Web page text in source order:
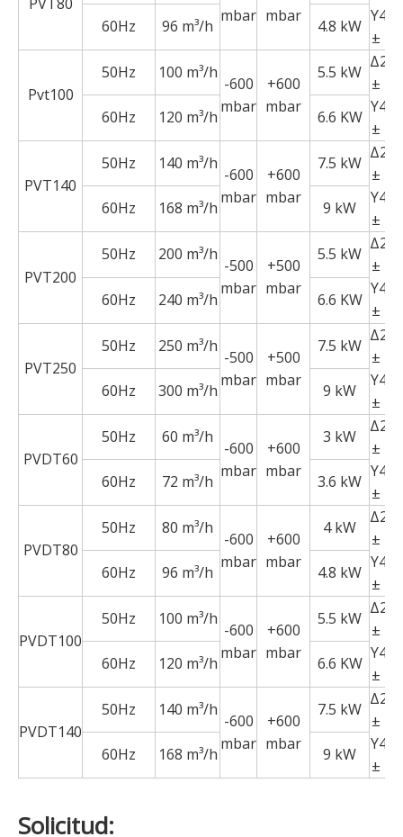
mbar mbar
±
60Hz 96 m³/h 4.8 kW
Pvt100
50Hz 100 m³/h
-600
mbar
+600
mbar
5.5 kW
±
±
60Hz 120 m³/h 6.6 KW
PVT140
50Hz 140 m³/h
-600
mbar
+600
mbar
7.5 kW
±
±
60Hz 168 m³/h 9 kW
PVT200
50Hz 200 m³/h
-500
mbar
+500
mbar
5.5 kW
±
±
60Hz 240 m³/h 6.6 KW
PVT250
50Hz 250 m³/h
-500
mbar
+500
mbar
7.5 kW
±
±
60Hz 300 m³/h 9 kW
PVDT60
50Hz 60 m³/h
-600
mbar
+600
mbar
3 kW
±
±
60Hz 72 m³/h 3.6 kW
PVDT80
50Hz 80 m³/h
-600
mbar
+600
mbar
4 kW
±
±
60Hz 96 m³/h 4.8 kW
PVDT100
50Hz 100 m³/h
-600
mbar
+600
mbar
5.5 kW
±
±
60Hz 120 m³/h 6.6 KW
PVDT140
50Hz 140 m³/h
-600
mbar
+600
mbar
7.5 kW
±
±
60Hz 168 m³/h 9 kW
Solicitud: